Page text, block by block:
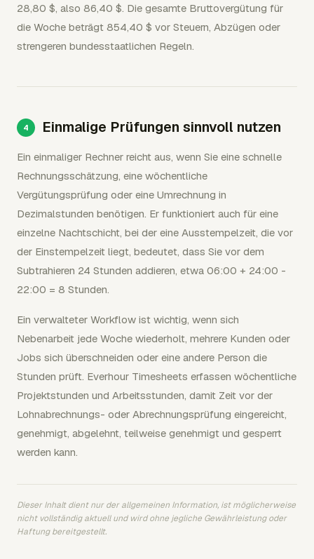
28,80 $, also 86,40 $. Die gesamte Bruttovergütung für
die Woche beträgt 854,40 $ vor Steuern, Abzügen oder
strengeren bundesstaatlichen Regeln.
Einmalige Prüfungen sinnvoll nutzen
Ein einmaliger Rechner reicht aus, wenn Sie eine schnelle
Rechnungsschätzung, eine wöchentliche
Vergütungsprüfung oder eine Umrechnung in
Dezimalstunden benötigen. Er funktioniert auch für eine
einzelne Nachtschicht, bei der eine Ausstempelzeit, die vor
der Einstempelzeit liegt, bedeutet, dass Sie vor dem
Subtrahieren 24 Stunden addieren, etwa 06:00 + 24:00 -
22:00 = 8 Stunden.
Ein verwalteter Workflow ist wichtig, wenn sich
Nebenarbeit jede Woche wiederholt, mehrere Kunden oder
Jobs sich überschneiden oder eine andere Person die
Stunden prüft. Everhour Timesheets erfassen wöchentliche
Projektstunden und Arbeitsstunden, damit Zeit vor der
Lohnabrechnungs- oder Abrechnungsprüfung eingereicht,
genehmigt, abgelehnt, teilweise genehmigt und gesperrt
werden kann.
Dieser Inhalt dient nur der allgemeinen Information, ist möglicherweise
nicht vollständig aktuell und wird ohne jegliche Gewährleistung oder
Haftung bereitgestellt.